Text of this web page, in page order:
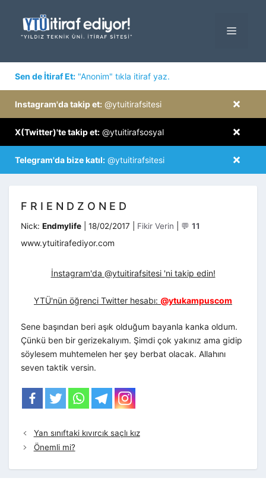
MENÜ
Sen de İtiraf Et: "Anonim" tıkla itiraf yaz.
×
Instagram'da takip et: @ytuitirafsitesi
×
X(Twitter)'te takip et: @ytuitirafsosyal
×
Telegram'da bize katıl: @ytuitirafsitesi
F R I E N D Z O N E D
Nick: Endmylife 18/02/2017 Kategoriler
Fikir Verin 💬 11
www.ytuitirafediyor.com
İnstagram'da @ytuitirafsitesi 'ni takip edin!
YTÜ'nün öğrenci Twitter hesabı: @ytukampuscom
Sene başından beri aşık olduğum bayanla kanka oldum.
Çünkü ben bir gerizekalıyım. Şimdi çok yakınız ama gidip
söylesem muhtemelen her şey berbat olacak. Allahını
seven taktik versin.
Yan sınıftaki kıvırcık saçlı kız
Önemli mi?